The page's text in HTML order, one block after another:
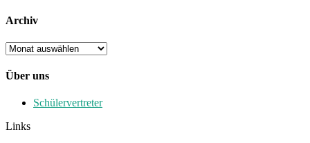
Archiv
Archiv
Über uns
Schülervertreter
Links